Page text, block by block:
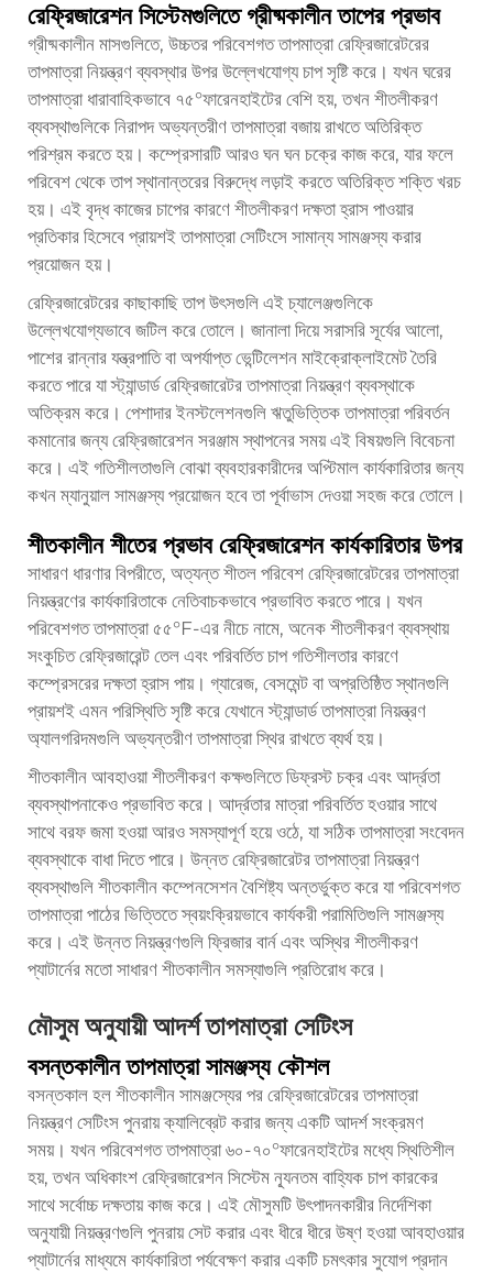
রেফ্রিজারেশন সিস্টেমগুলিতে গ্রীষ্মকালীন তাপের প্রভাব
গ্রীষ্মকালীন মাসগুলিতে, উচ্চতর পরিবেশগত তাপমাত্রা রেফ্রিজারেটরের
তাপমাত্রা নিয়ন্ত্রণ ব্যবস্থার উপর উল্লেখযোগ্য চাপ সৃষ্টি করে। যখন ঘরের
তাপমাত্রা ধারাবাহিকভাবে ৭৫°ফারেনহাইটের বেশি হয়, তখন শীতলীকরণ
ব্যবস্থাগুলিকে নিরাপদ অভ্যন্তরীণ তাপমাত্রা বজায় রাখতে অতিরিক্ত
পরিশ্রম করতে হয়। কম্প্রেসারটি আরও ঘন ঘন চক্রে কাজ করে, যার ফলে
পরিবেশ থেকে তাপ স্থানান্তরের বিরুদ্ধে লড়াই করতে অতিরিক্ত শক্তি খরচ
হয়। এই বৃদ্ধ কাজের চাপের কারণে শীতলীকরণ দক্ষতা হ্রাস পাওয়ার
প্রতিকার হিসেবে প্রায়শই তাপমাত্রা সেটিংসে সামান্য সামঞ্জস্য করার
প্রয়োজন হয়।
রেফ্রিজারেটরের কাছাকাছি তাপ উৎসগুলি এই চ্যালেঞ্জগুলিকে
উল্লেখযোগ্যভাবে জটিল করে তোলে। জানালা দিয়ে সরাসরি সূর্যের আলো,
পাশের রান্নার যন্ত্রপাতি বা অপর্যাপ্ত ভেন্টিলেশন মাইক্রোক্লাইমেট তৈরি
করতে পারে যা স্ট্যান্ডার্ড রেফ্রিজারেটর তাপমাত্রা নিয়ন্ত্রণ ব্যবস্থাকে
অতিক্রম করে। পেশাদার ইনস্টলেশনগুলি ঋতুভিত্তিক তাপমাত্রা পরিবর্তন
কমানোর জন্য রেফ্রিজারেশন সরঞ্জাম স্থাপনের সময় এই বিষয়গুলি বিবেচনা
করে। এই গতিশীলতাগুলি বোঝা ব্যবহারকারীদের অপ্টিমাল কার্যকারিতার জন্য
কখন ম্যানুয়াল সামঞ্জস্য প্রয়োজন হবে তা পূর্বাভাস দেওয়া সহজ করে তোলে।
শীতকালীন শীতের প্রভাব রেফ্রিজারেশন কার্যকারিতার উপর
সাধারণ ধারণার বিপরীতে, অত্যন্ত শীতল পরিবেশ রেফ্রিজারেটরের তাপমাত্রা
নিয়ন্ত্রণের কার্যকারিতাকে নেতিবাচকভাবে প্রভাবিত করতে পারে। যখন
পরিবেশগত তাপমাত্রা ৫৫°F-এর নীচে নামে, অনেক শীতলীকরণ ব্যবস্থায়
সংকুচিত রেফ্রিজারেন্ট তেল এবং পরিবর্তিত চাপ গতিশীলতার কারণে
কম্প্রেসরের দক্ষতা হ্রাস পায়। গ্যারেজ, বেসমেন্ট বা অপ্রতিষ্ঠিত স্থানগুলি
প্রায়শই এমন পরিস্থিতি সৃষ্টি করে যেখানে স্ট্যান্ডার্ড তাপমাত্রা নিয়ন্ত্রণ
অ্যালগরিদমগুলি অভ্যন্তরীণ তাপমাত্রা স্থির রাখতে ব্যর্থ হয়।
শীতকালীন আবহাওয়া শীতলীকরণ কক্ষগুলিতে ডিফ্রস্ট চক্র এবং আর্দ্রতা
ব্যবস্থাপনাকেও প্রভাবিত করে। আর্দ্রতার মাত্রা পরিবর্তিত হওয়ার সাথে
সাথে বরফ জমা হওয়া আরও সমস্যাপূর্ণ হয়ে ওঠে, যা সঠিক তাপমাত্রা সংবেদন
ব্যবস্থাকে বাধা দিতে পারে। উন্নত রেফ্রিজারেটর তাপমাত্রা নিয়ন্ত্রণ
ব্যবস্থাগুলি শীতকালীন কম্পেনসেশন বৈশিষ্ট্য অন্তর্ভুক্ত করে যা পরিবেশগত
তাপমাত্রা পাঠের ভিত্তিতে স্বয়ংক্রিয়ভাবে কার্যকরী পরামিতিগুলি সামঞ্জস্য
করে। এই উন্নত নিয়ন্ত্রণগুলি ফ্রিজার বার্ন এবং অস্থির শীতলীকরণ
প্যাটার্নের মতো সাধারণ শীতকালীন সমস্যাগুলি প্রতিরোধ করে।
মৌসুম অনুযায়ী আদর্শ তাপমাত্রা সেটিংস
বসন্তকালীন তাপমাত্রা সামঞ্জস্য কৌশল
বসন্তকাল হল শীতকালীন সামঞ্জস্যের পর রেফ্রিজারেটরের তাপমাত্রা
নিয়ন্ত্রণ সেটিংস পুনরায় ক্যালিব্রেট করার জন্য একটি আদর্শ সংক্রমণ
সময়। যখন পরিবেশগত তাপমাত্রা ৬০-৭০°ফারেনহাইটের মধ্যে স্থিতিশীল
হয়, তখন অধিকাংশ রেফ্রিজারেশন সিস্টেম ন্যূনতম বাহ্যিক চাপ কারকের
সাথে সর্বোচ্চ দক্ষতায় কাজ করে। এই মৌসুমটি উৎপাদনকারীর নির্দেশিকা
অনুযায়ী নিয়ন্ত্রণগুলি পুনরায় সেট করার এবং ধীরে ধীরে উষ্ণ হওয়া আবহাওয়ার
প্যাটার্নের মাধ্যমে কার্যকারিতা পর্যবেক্ষণ করার একটি চমৎকার সুযোগ প্রদান